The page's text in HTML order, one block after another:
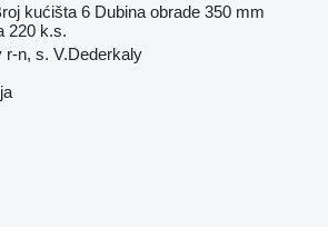
kućišta 6 Dubina obrade 350 mm
220 k.s.
r-n, s. V.Dederkaly